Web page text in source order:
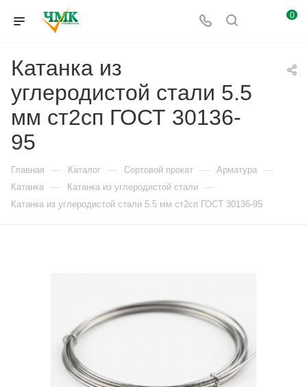
0
Катанка из
углеродистой стали 5.5
мм ст2сп ГОСТ 30136-
95
Главная — Каталог — Сортовой прокат — Арматура —
Катанка — Катанка из углеродистой стали —
Катанка из углеродистой стали 5.5 мм ст2сп ГОСТ 30136-95